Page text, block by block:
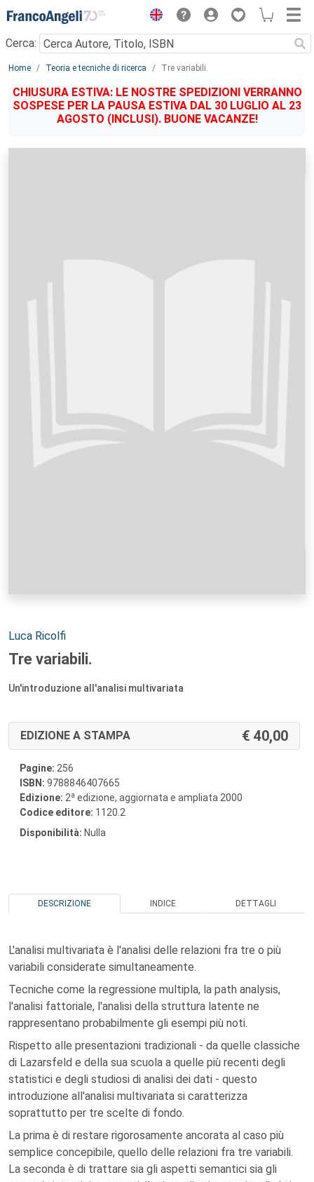
Menu
Cerca:
Main content
Home Teoria e tecniche di ricerca Tre variabili.
CHIUSURA ESTIVA: LE NOSTRE SPEDIZIONI VERRANNO
SOSPESE PER LA PAUSA ESTIVA DAL 30 LUGLIO AL 23
AGOSTO (INCLUSI). BUONE VACANZE!
Autori:
Luca Ricolfi
Tre variabili.
Un'introduzione all'analisi multivariata
EDIZIONE A STAMPA 40,00
Pagine: 256
ISBN: 9788846407665
Edizione: 2a edizione, aggiornata e ampliata 2000
Codice editore: 1120.2
Disponibilità: Nulla
DESCRIZIONE INDICE DETTAGLI
L'analisi multivariata è l'analisi delle relazioni fra tre o più
variabili considerate simultaneamente.
Tecniche come la regressione multipla, la path analysis,
l'analisi fattoriale, l'analisi della struttura latente ne
rappresentano probabilmente gli esempi più noti.
Rispetto alle presentazioni tradizionali - da quelle classiche
di Lazarsfeld e della sua scuola a quelle più recenti degli
statistici e degli studiosi di analisi dei dati - questo
introduzione all'analisi multivariata si caratterizza
soprattutto per tre scelte di fondo.
La prima è di restare rigorosamente ancorata al caso più
semplice concepibile, quello delle relazioni fra tre variabili.
La seconda è di trattare sia gli aspetti semantici sia gli